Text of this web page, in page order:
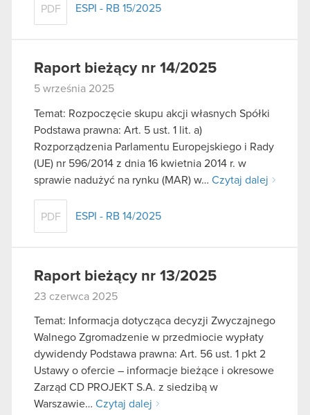
PDF ESPI - RB 15/2025
Raport bieżący nr 14/2025
5 września 2025
Temat: Rozpoczęcie skupu akcji własnych Spółki
Podstawa prawna: Art. 5 ust. 1 lit. a)
Rozporządzenia Parlamentu Europejskiego i Rady
(UE) nr 596/2014 z dnia 16 kwietnia 2014 r. w
sprawie nadużyć na rynku (MAR) w… Czytaj dalej
PDF ESPI - RB 14/2025
Raport bieżący nr 13/2025
23 czerwca 2025
Temat: Informacja dotycząca decyzji Zwyczajnego
Walnego Zgromadzenie w przedmiocie wypłaty
dywidendy Podstawa prawna: Art. 56 ust. 1 pkt 2
Ustawy o ofercie – informacje bieżące i okresowe
Zarząd CD PROJEKT S.A. z siedzibą w
Warszawie… Czytaj dalej